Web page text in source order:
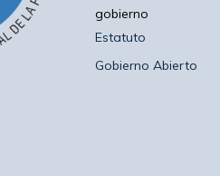
gobierno
Estatuto
Gobierno Abierto